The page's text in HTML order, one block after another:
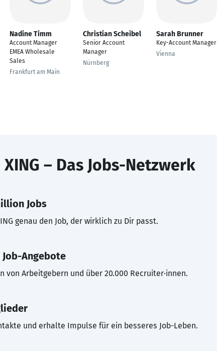
Nadine Timm
Account Manager
EMEA Wholesale
Sales
Frankfurt am Main
Christian Scheibel
Senior Account
Manager
Nürnberg
Sarah Brunner
Key-Account Manager
Vienna
XING – Das Jobs-Netzwerk
Jobs
genau den Job, der wirklich zu Dir passt.
Angebote
von Arbeitgebern und über 20.000 Recruiter·innen.
und erhalte Impulse für ein besseres Job-Leben.